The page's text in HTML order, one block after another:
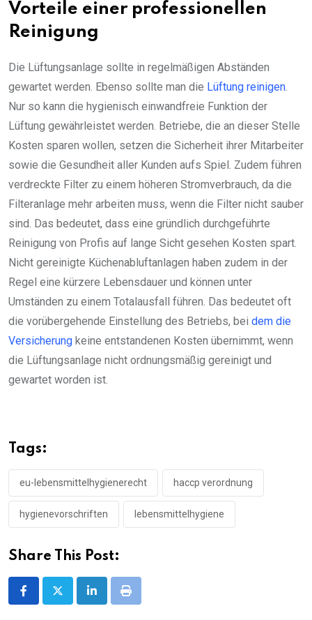
Vorteile einer professionellen
Reinigung
Die Lüftungsanlage sollte in regelmäßigen Abständen
gewartet werden. Ebenso sollte man die Lüftung reinigen.
Nur so kann die hygienisch einwandfreie Funktion der
Lüftung gewährleistet werden. Betriebe, die an dieser Stelle
Kosten sparen wollen, setzen die Sicherheit ihrer Mitarbeiter
sowie die Gesundheit aller Kunden aufs Spiel. Zudem führen
verdreckte Filter zu einem höheren Stromverbrauch, da die
Filteranlage mehr arbeiten muss, wenn die Filter nicht sauber
sind. Das bedeutet, dass eine gründlich durchgeführte
Reinigung von Profis auf lange Sicht gesehen Kosten spart.
Nicht gereinigte Küchenabluftanlagen haben zudem in der
Regel eine kürzere Lebensdauer und können unter
Umständen zu einem Totalausfall führen. Das bedeutet oft
die vorübergehende Einstellung des Betriebs, bei dem die
Versicherung keine entstandenen Kosten übernimmt, wenn
die Lüftungsanlage nicht ordnungsmäßig gereinigt und
gewartet worden ist.
Tags:
eu-lebensmittelhygienerecht haccp verordnung
hygienevorschriften lebensmittelhygiene
Share This Post:
LinkedInPrint